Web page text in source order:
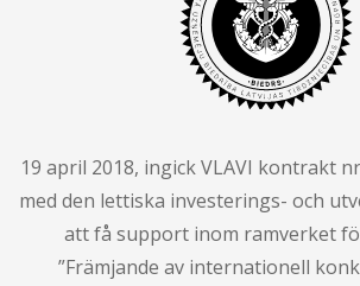
19 april 2018, ingick VLAVI kontrakt
med den lettiska investerings- och
att få support inom ramverket
”Främjande av internationell